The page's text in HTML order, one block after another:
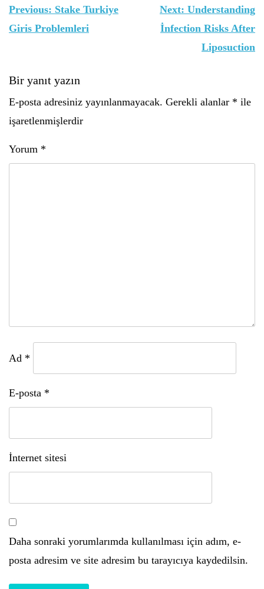
Yazı
gezinmesi
Previous: Stake Turkiye
Giris Problemleri
Next: Understanding
İnfection Risks After
Liposuction
Bir yanıt yazın
E-posta adresiniz yayınlanmayacak. Gerekli alanlar * ile
işaretlenmişlerdir
Yorum *
Ad *
E-posta *
İnternet sitesi
Daha sonraki yorumlarımda kullanılması için adım, e-
posta adresim ve site adresim bu tarayıcıya kaydedilsin.